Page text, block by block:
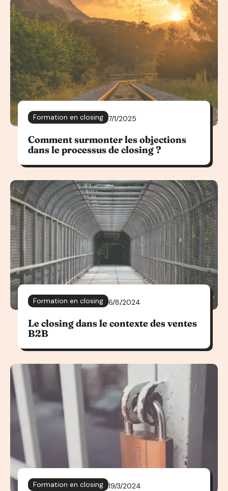
Formation en closing 7/1/2025
Comment surmonter les objections
dans le processus de closing ?
Formation en closing 6/8/2024
Le closing dans le contexte des ventes
B2B
Formation en closing 19/3/2024